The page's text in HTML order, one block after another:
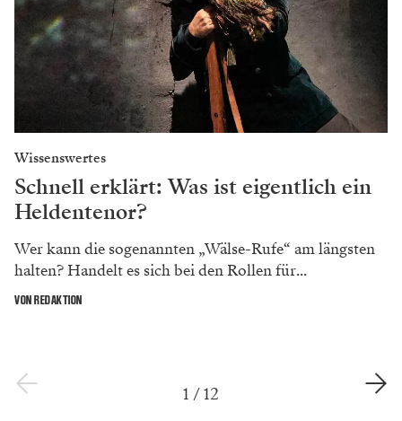
Wissenswertes
Schnell erklärt: Was ist eigentlich ein
Heldentenor?
Wer kann die sogenannten „Wälse-Rufe“ am längsten
halten? Handelt es sich bei den Rollen für...
VON REDAKTION
1 /12